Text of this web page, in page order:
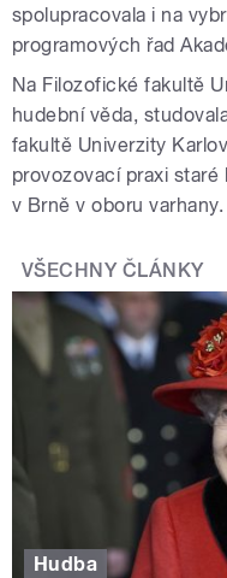
spolupracovala i na
programových řad
Na Filozofické fakultě
hudební věda,
fakultě Univerzity
provozovací praxi
v Brně v oboru varhany.
VŠECHNY ČLÁNKY
Hudba